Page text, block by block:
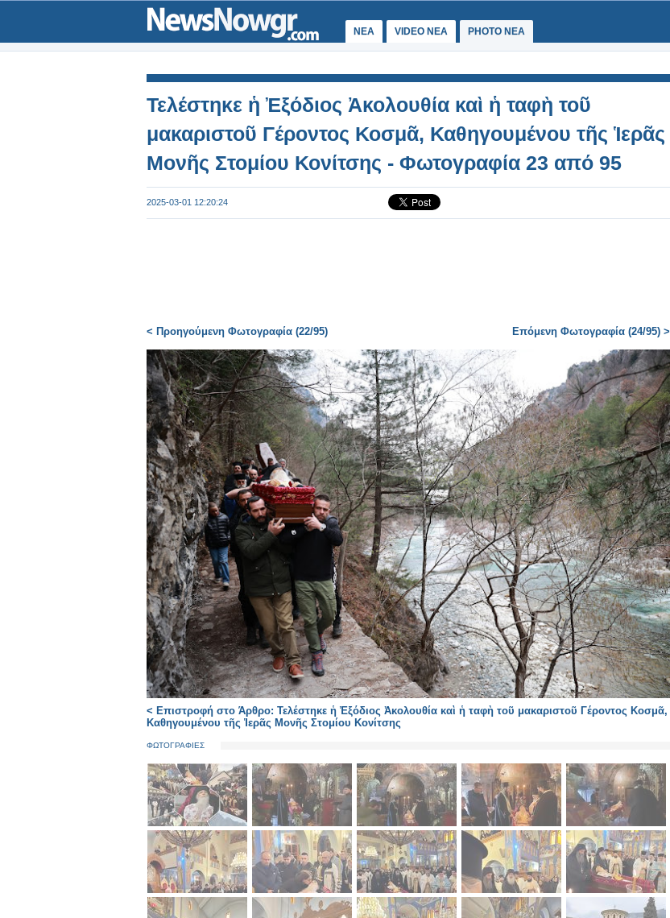
ΝΕΑ VIDEO NEA PHOTO NEA
Τελέστηκε ἡ Ἐξόδιος Ἀκολουθία καὶ ἡ ταφὴ τοῦ
μακαριστοῦ Γέροντος Κοσμᾶ, Καθηγουμένου τῆς Ἱερᾶς
Μονῆς Στομίου Κονίτσης - Φωτογραφία 23 από 95
2025-03-01 12:20:24
< Προηγούμενη Φωτογραφία (22/95) Επόμενη Φωτογραφία (24/95) >
< Επιστροφή στο Άρθρο: Τελέστηκε ἡ Ἐξόδιος Ἀκολουθία καὶ ἡ ταφὴ τοῦ μακαριστοῦ Γέροντος Κοσμᾶ,
Καθηγουμένου τῆς Ἱερᾶς Μονῆς Στομίου Κονίτσης
ΦΩΤΟΓΡΑΦΙΕΣ